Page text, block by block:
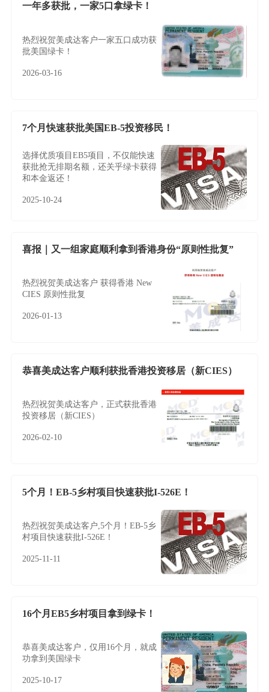
一年多获批，一家5口拿绿卡！
热烈祝贺美成达客户一家五口成功获
批美国绿卡！
2026-03-16
7个月快速获批美国EB-5投资移民！
选择优质项目EB5项目，不仅能快速
获批抢无排期名额，还关乎绿卡获得
和本金返还！
2025-10-24
喜报｜又一组家庭顺利拿到香港身份“原则性批复”
热烈祝贺美成达客户 获得香港 New
CIES 原则性批复
2026-01-13
恭喜美成达客户顺利获批香港投资移居（新CIES）
热烈祝贺美成达客户，正式获批香港
投资移居（新CIES）
2026-02-10
5个月！EB-5乡村项目快速获批I-526E！
热烈祝贺美成达客户,5个月！EB-5乡
村项目快速获批I-526E！
2025-11-11
16个月EB5乡村项目拿到绿卡！
恭喜美成达客户，仅用16个月，就成
功拿到美国绿卡
2025-10-17